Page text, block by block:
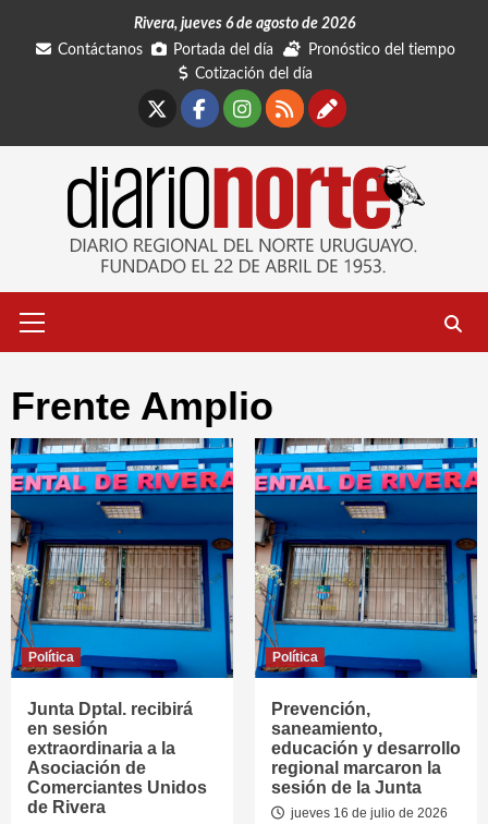
Rivera, jueves 6 de agosto de 2026
Contáctanos
Portada del día
Pronóstico del tiempo
Cotización del día
Facebook
Instagram
RSSContáctanos
primario
Frente Amplio
Política
Junta Dptal. recibirá
en sesión
extraordinaria a la
Asociación de
Comerciantes Unidos
de Rivera
Política
Prevención,
saneamiento,
educación y desarrollo
regional marcaron la
sesión de la Junta
jueves 16 de julio de 2026